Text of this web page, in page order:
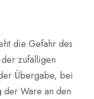
die Gefahr des
zufälligen
Übergabe, bei
der Ware an den